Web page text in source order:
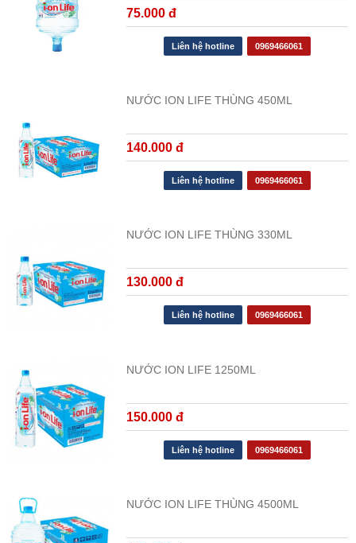
75.000 đ
Liên hệ hotline 0969466061
NƯỚC ION LIFE THÙNG 450ML
140.000 đ
Liên hệ hotline 0969466061
NƯỚC ION LIFE THÙNG 330ML
130.000 đ
Liên hệ hotline 0969466061
NƯỚC ION LIFE 1250ML
150.000 đ
Liên hệ hotline 0969466061
NƯỚC ION LIFE THÙNG 4500ML